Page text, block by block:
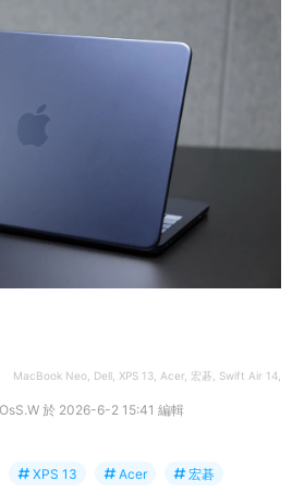
MacBook Neo, Dell, XPS 13, Acer, 宏碁, Swift Air 14,
於 2026-6-2 15:41 編輯
XPS 13 Acer
宏碁